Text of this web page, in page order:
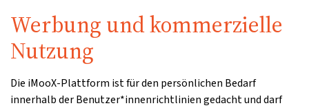
Werbung und kommerzielle
Nutzung
Die iMooX-Plattform ist für den persönlichen Bedarf
innerhalb der Benutzer*innenrichtlinien gedacht und darf